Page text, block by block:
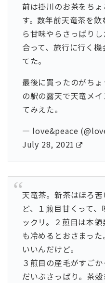
前は掛川のお茶をち
す。数年前天竜茶を
ら甘味やらさっぱり
合って、旅行に行く
てた。
最後に買ったのがち
の駅の露天で天竜メ
てみえた。
— love&peace
July 28, 2021
天竜茶。新茶はほろ
ど、１煎目甘くって
ックリ。２煎目は本
も冷めるとおさまっ
いいんだけど。
３煎目の産毛がすごか
だいぶさっぱり。茶